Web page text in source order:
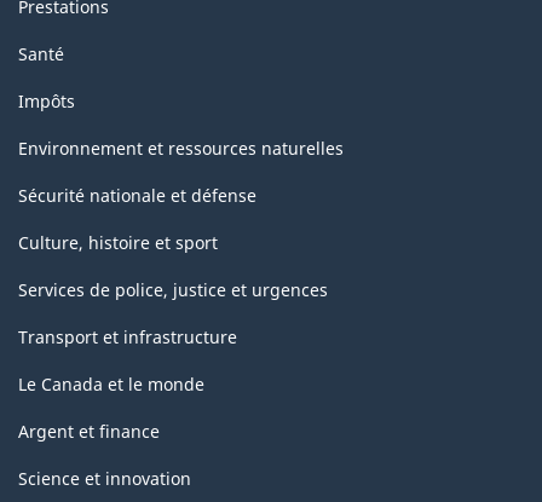
Prestations
Santé
Impôts
Environnement et ressources naturelles
Sécurité nationale et défense
Culture, histoire et sport
Services de police, justice et urgences
Transport et infrastructure
Le Canada et le monde
Argent et finance
Science et innovation